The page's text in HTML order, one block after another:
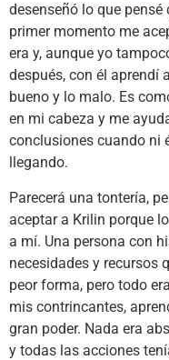
desenseñó lo que
primer momento me
era y, aunque yo
después, con él aprendí
bueno y lo malo. Es
en mi cabeza y me
conclusiones cuando ni
llegando.
Parecerá una tontería,
aceptar a Krilin porque
a mí. Una persona con
necesidades y recursos
peor forma, pero todo era
mis contrincantes,
gran poder. Nada era
y todas las acciones